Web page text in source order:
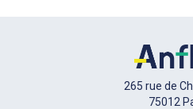
265 rue de
75012